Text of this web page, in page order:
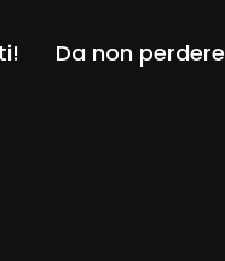
Da non perdere